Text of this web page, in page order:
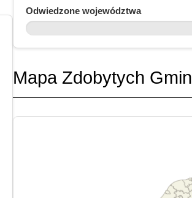
Odwiedzone województwa
Mapa Zdobytych Gmin